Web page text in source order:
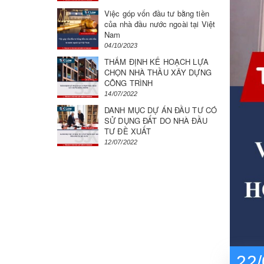
Việc góp vốn đầu tư bằng tiền
của nhà đầu nước ngoài tại Việt
Nam
04/10/2023
THẨM ĐỊNH KẾ HOẠCH LỰA
CHỌN NHÀ THẦU XÂY DỰNG
CÔNG TRÌNH
14/07/2022
DANH MỤC DỰ ÁN ĐẦU TƯ CÓ
SỬ DỤNG ĐẤT DO NHÀ ĐẦU
TƯ ĐỀ XUẤT
12/07/2022